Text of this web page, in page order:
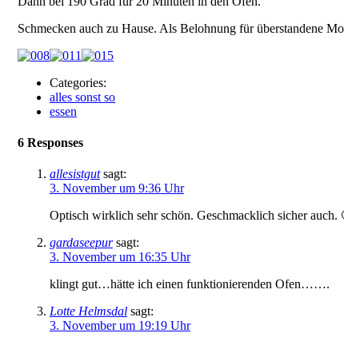
Schmecken auch zu Hause. Als Belohnung für überstandene
Categories:
alles sonst so
essen
6 Responses
allesistgut sagt:
3. November um 9:36 Uhr
Optisch wirklich sehr schön. Geschmacklich sicher auch.
gardaseepur sagt:
3. November um 16:35 Uhr
klingt gut…hätte ich einen funktionierenden Ofen…….
Lotte Helmsdal sagt:
3. November um 19:19 Uhr